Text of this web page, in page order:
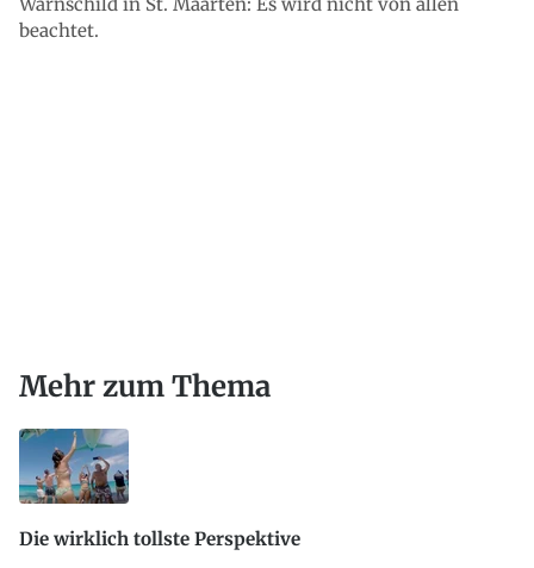
beachtet.
Mehr zum Thema
Die wirklich tollste Perspektive